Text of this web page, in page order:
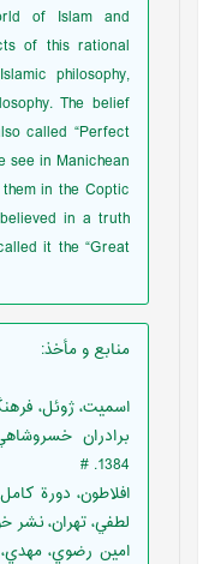
of Islam and
of this rational
philosophy,
The belief
called “Perfect
see in Manichean
in the Coptic
in a truth
it the “Great
منابع و مأخذ:
اسميت، ژوئل،
1384. #
افلاطون، دورة
لطفي، تهران، نشر
امين رضوي،